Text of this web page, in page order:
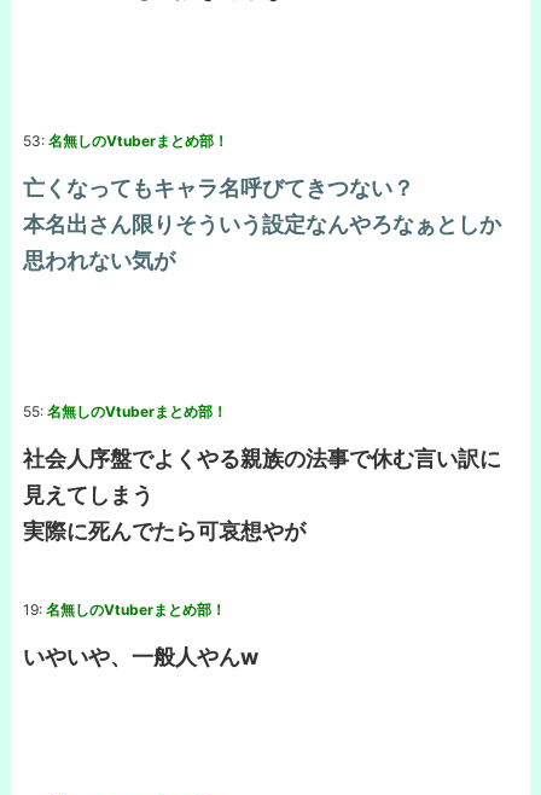
53: 名無しのVtuberまとめ部！
亡くなってもキャラ名呼びてきつない？
本名出さん限りそういう設定なんやろなぁとしか
思われない気が
55: 名無しのVtuberまとめ部！
社会人序盤でよくやる親族の法事で休む言い訳に
見えてしまう
実際に死んでたら可哀想やが
19: 名無しのVtuberまとめ部！
いやいや、一般人やんw